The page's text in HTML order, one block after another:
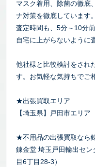
マスク着用、除菌の徹底
ナ対策を徹底しています。
査定時間も、5分～10分
自宅に上がらないように
他社様と比較検討をされ
す。お気軽な気持ちでご
★出張買取エリア
【埼玉県】戸田市エリア
★不用品の出張買取なら
錬金堂 埼玉戸田輸出セ
目6丁目28-3）